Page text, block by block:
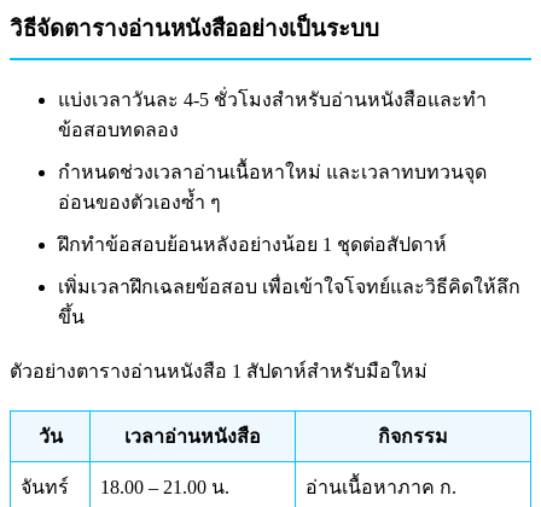
วิธีจัดตารางอ่านหนังสืออย่างเป็นระบบ
แบ่งเวลาวันละ 4-5 ชั่วโมงสำหรับอ่านหนังสือและทำ
ข้อสอบทดลอง
กำหนดช่วงเวลาอ่านเนื้อหาใหม่ และเวลาทบทวนจุด
อ่อนของตัวเองซ้ำ ๆ
ฝึกทำข้อสอบย้อนหลังอย่างน้อย 1 ชุดต่อสัปดาห์
เพิ่มเวลาฝึกเฉลยข้อสอบ เพื่อเข้าใจโจทย์และวิธีคิดให้ลึก
ขึ้น
ตัวอย่างตารางอ่านหนังสือ 1 สัปดาห์สำหรับมือใหม่
วัน เวลาอ่านหนังสือ กิจกรรม
จันทร์ 18.00 – 21.00 น. อ่านเนื้อหาภาค ก.